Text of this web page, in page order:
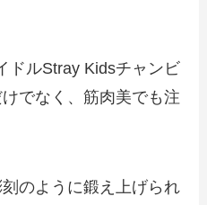
ドルStray Kidsチャンビ
でなく、筋肉美でも注
のように鍛え上げられ